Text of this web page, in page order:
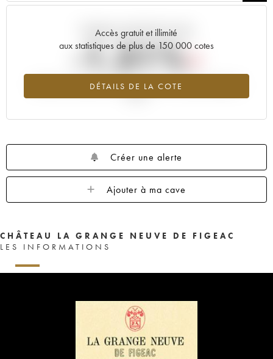
Accès gratuit et illimité
aux statistiques de plus de 150 000 cotes
DÉTAILS DE LA COTE
Tendance actuelle de la cote
-1.31%
Tendance à la baisse du millésime 2001 en 2026 par rapport à
Créer une alerte
Ajouter à ma cave
CHÂTEAU LA GRANGE NEUVE DE FIGEAC
LES INFORMATIONS